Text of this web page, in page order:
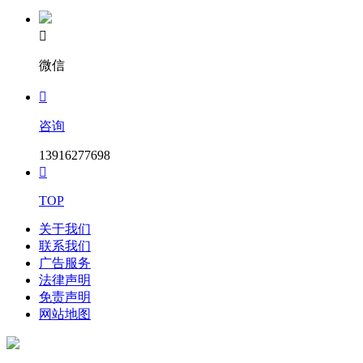

微信

咨询
13916277698

TOP
关于我们
联系我们
广告服务
法律声明
免责声明
网站地图